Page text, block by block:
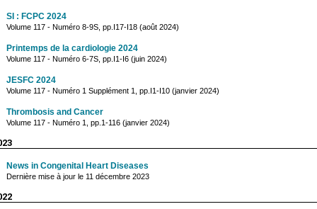
SI : FCPC 2024
Volume 117 - Numéro 8-9S, pp.I17-I18 (août 2024)
Printemps de la cardiologie 2024
Volume 117 - Numéro 6-7S, pp.I1-I6 (juin 2024)
JESFC 2024
Volume 117 - Numéro 1 Supplément 1, pp.I1-I10 (janvier 2024)
Thrombosis and Cancer
Volume 117 - Numéro 1, pp.1-116 (janvier 2024)
News in Congenital Heart Diseases
Dernière mise à jour le 11 décembre 2023